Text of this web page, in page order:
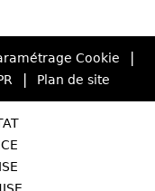
Cookie |
| Plan de site